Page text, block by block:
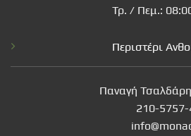
Τρ. / Πεμ.:
Περιστέρι
Παναγή
210-